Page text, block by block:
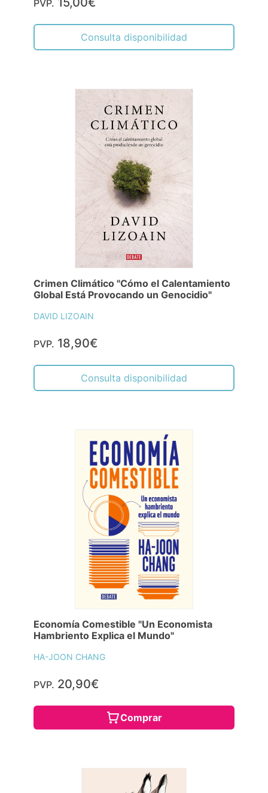
PVP.
Consulta disponibilidad
Crimen Climático "Cómo el Calentamiento
Global Está Provocando un Genocidio"
DAVID LIZOAIN
PVP. 18,90€
Consulta disponibilidad
Economía Comestible "Un Economista
Hambriento Explica el Mundo"
HA-JOON CHANG
PVP. 20,90€
Comprar